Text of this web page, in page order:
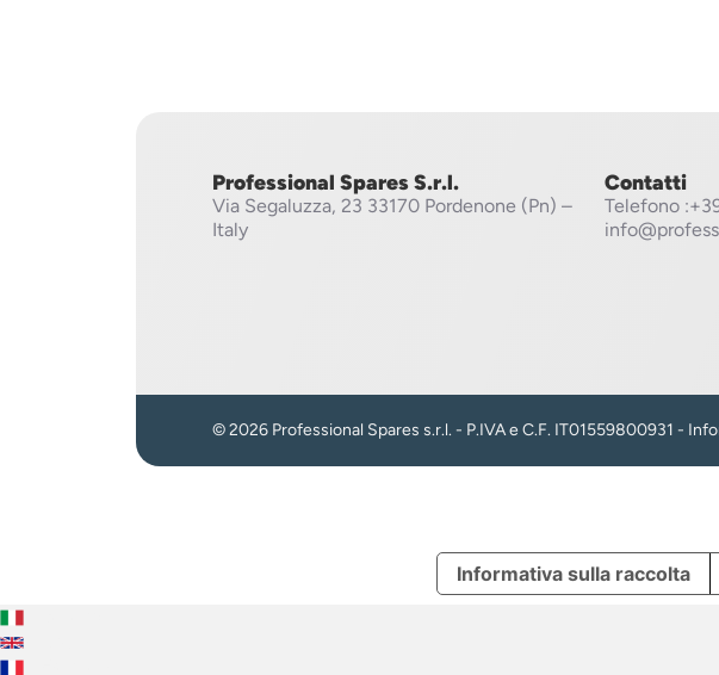
Professional Spares S.r.l.
Via Segaluzza, 23 33170 Pordenone (Pn) –
Italy
Contatti
Telefono
© 2026 Professional Spares s.r.l. - P.IVA e C.F. IT01559800931 -
Informativa sulla raccolta